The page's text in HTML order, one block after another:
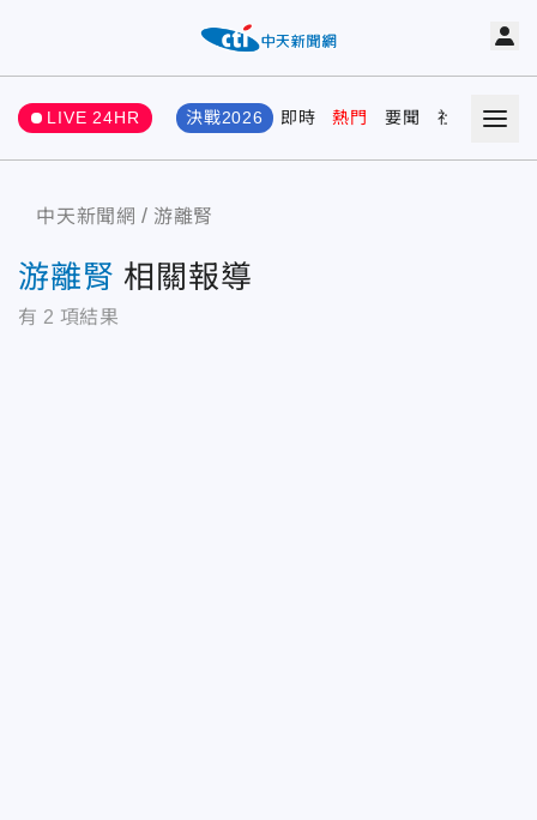
LIVE 24HR 決戰2026 即時 熱門 要聞 社會 娛樂
中天新聞網 游離腎
游離腎 相關報導
有 2 項結果